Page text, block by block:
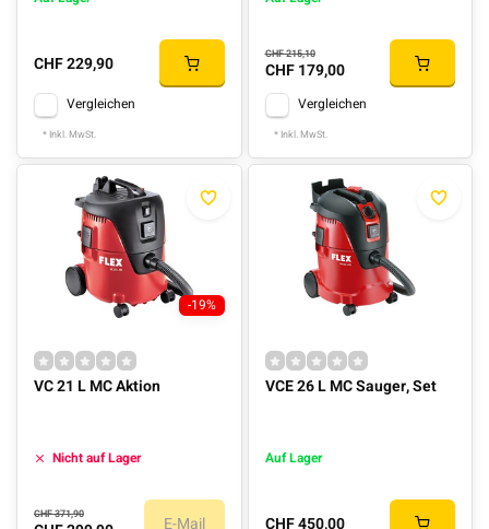
CHF 229,90
Vergleichen
* Inkl. MwSt.
CHF 215,10
CHF 179,00
Vergleichen
* Inkl. MwSt.
-19%
VC 21 L MC Aktion
Nicht auf Lager
CHF 371,90 E-Mail
VCE 26 L MC Sauger, Set
Auf Lager
CHF 450,00